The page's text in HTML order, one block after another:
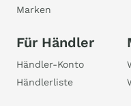
Marken
Für Händler
Händler-Konto
Händlerliste